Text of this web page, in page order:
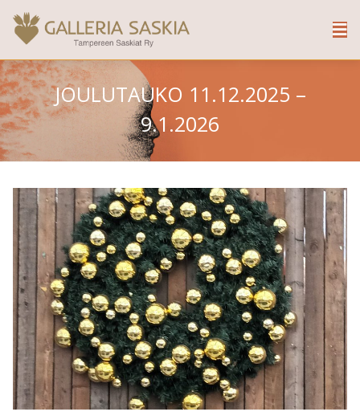
JOULUTAUKO 11.12.2025 –
9.1.2026